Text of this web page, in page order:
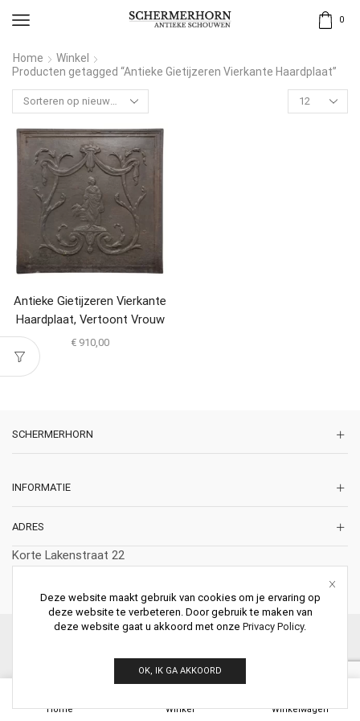
0
Home
Winkel
Producten getagged “Antieke Gietijzeren Vierkante Haardplaat”
Antieke Gietijzeren Vierkante
Haardplaat, Vertoont Vrouw
Met Mand
€ 910,00
SCHERMERHORN
INFORMATIE
ADRES
Korte Lakenstraat 22
Nederland
© 2026 Schermerhorn Antieke Schouwen. All Rights Reserved.
Home Winkel Winkelwagen
Deze website maakt gebruik van cookies om je ervaring op
deze website te verbeteren. Door gebruik te maken van
deze website gaat u akkoord met onze Privacy Policy.
OK, IK GA AKKOORD